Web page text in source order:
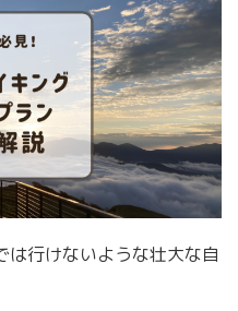
は行けないような壮大な自